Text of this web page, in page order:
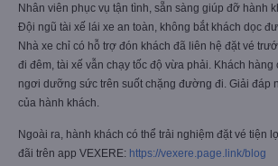
Nhân viên phục vụ tận tình, sẵn sàng giúp đỡ hành
Đội ngũ tài xế lái xe an toàn, không bắt khách dọc
Nhà xe chỉ có hỗ trợ đón khách đã liên hệ đặt vé
đi đêm, tài xế vẫn chạy tốc độ vừa phải. Khách hàng
ngơi dưỡng sức trên suốt chặng đường đi. Giải đáp
của hành khách.
Ngoài ra, hành khách có thể trải nghiệm đặt vé tiện
đãi trên app VEXERE: https://vexere.page.link/blog